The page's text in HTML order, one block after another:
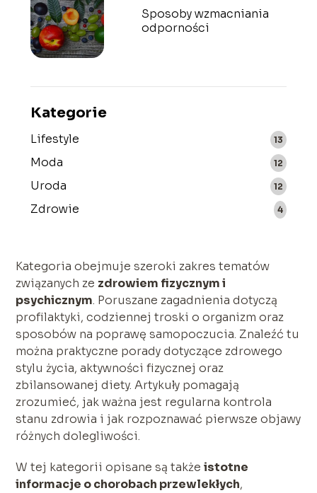
Sposoby wzmacniania
odporności
Kategorie
Lifestyle 13
Moda 12
Uroda 12
Zdrowie 4
Kategoria obejmuje szeroki zakres tematów
związanych ze zdrowiem fizycznym i
psychicznym. Poruszane zagadnienia dotyczą
profilaktyki, codziennej troski o organizm oraz
sposobów na poprawę samopoczucia. Znaleźć tu
można praktyczne porady dotyczące zdrowego
stylu życia, aktywności fizycznej oraz
zbilansowanej diety. Artykuły pomagają
zrozumieć, jak ważna jest regularna kontrola
stanu zdrowia i jak rozpoznawać pierwsze objawy
różnych dolegliwości.
W tej kategorii opisane są takżeistotne
informacje o chorobach przewlekłych,